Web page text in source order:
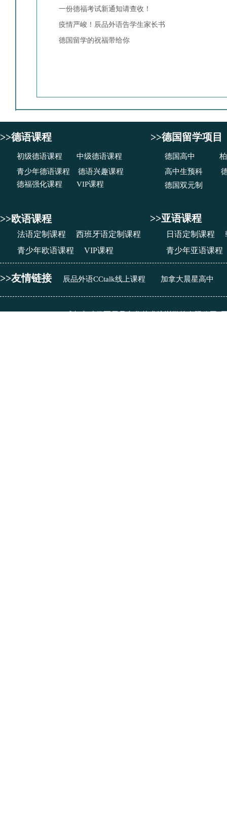
一份德福考试新通知请查收！
疫情严峻！辰品外语告学生家长书
德国留学的祝福带给你
>>友情链接 辰品外语CCtalk线上课程 加拿大晨星高中
成都市武侯区辰品文化艺术培训学校有限公司
日语定制课程
青少年亚语课程
>>德语课程
初级德语课程
中级德语课程
青少年德语课程
德语兴趣课程
德福强化课程
VIP课程
德国高中
高中生预科
德国双元制
>>亚语课程
>>欧语课程
>>德国留学项目
法语定制课程
西班牙语定制课程
青少年欧语课程
VIP课程